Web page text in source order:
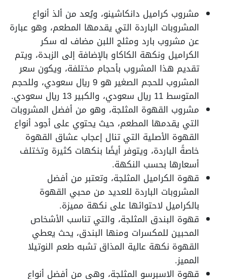
مشروب كراميل دانكاشينو، ويُعد من ألذ أنواع
المشروبات الباردة التي يقدمها المطعم، وهو عبارة
عن مشروب بارد ومثلج اللبن مضاف له سكر
الكراميل ونكهة الكاكاو بالإضافة إلى الزبدة، ويتم
تقديم هذا المشروب بأحجام مختلفة، ويكون سعر
المشروب للحجم الصغير هو 9 ريال سعودي، وللحجم
المتوسط 11 ريال سعودي، والكبير 13 ريال سعودي.
مشروب القهوة المثلجة، وهو من أفضل المشروبات
التي يقدمها المطعم، حيث يحتوي على أجود أنواع
القهوة الأصلية التي تنال إعجاب عشاق القهوة
خاصةً الباردة، ويتوفر أيضًا بنكهات كثيرة وتختلف
أسعارها بحسب النكهة.
قهوة الكراميل المثلجة، وتعتبر من أفضل
المشروبات الباردة للعديد من محبي القهوة
بالكراميل لاحتوائها على نكهة مميزة.
قهوة البندق المثلجة، والتي تناسب الأشخاص
المحبين للمكسرات ومنها البندق، يحث يعطي
القهوة نكهة عالية المذاق تشبه طعم النوتيلا
المميز.
قهوة الاسبرسو المثلجة، وهي من أفضل أنواع